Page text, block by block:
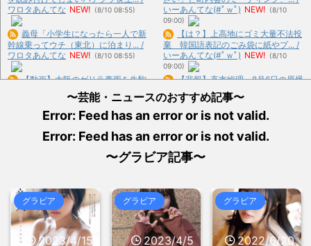
ワロタあんてな NEW! (8/10 08:55)
義母「小学生になったら一人で新
幹線乗ってウチ（東北）に泊まり... /
ワロタあんてな NEW! (8/10 08:55)
【動画】大阪のゲリラ豪雨を生駒
山の山頂から撮影したビデオが美... /
NEW! (8/10 08:55)
しかない」避難後に館内へ…現場... /
め : おすすめ NEW! (8/10 07:57)
新入社員（女）「すみません、業
務ここまでしか終わりませんでし... /
おまとめ : おすすめ NEW!
(8/10
07:25)
いーあんてな(#ﾟｗﾟ) NEW! (8/10
09:00)
【は？】上高地にゴミ大量不法投
棄 韓国語表記のごみ袋に紙やプ... /
いーあんてな(#ﾟｗﾟ) NEW! (8/10
09:00)
【悲報】高市総理、8月6日の原爆
の日に歯医者を受診 → 蓮舫... / いーあ
んてな(#ﾟｗﾟ) NEW! (8/10 09:00)
「貴様らの現場を混乱させる方法
いーあんてな(#ﾟｗﾟ) NEW!
【緊急】中道改革連合の政党支持
【芸能】マツコ、同じ服を「2週
間ぐらい着ちゃう」 驚がくのプ... /
5chまとめMAP(総合) NEW! (8/10
08:25)
〜芸能・ニュースのおすすめ記事〜
Error: Feed has an error or is not valid.
Error: Feed has an error or is not valid.
〜グラビア記事〜
グラビア
2023/4/5
グラビア
2022/6/20
グラビア
2022/6/18